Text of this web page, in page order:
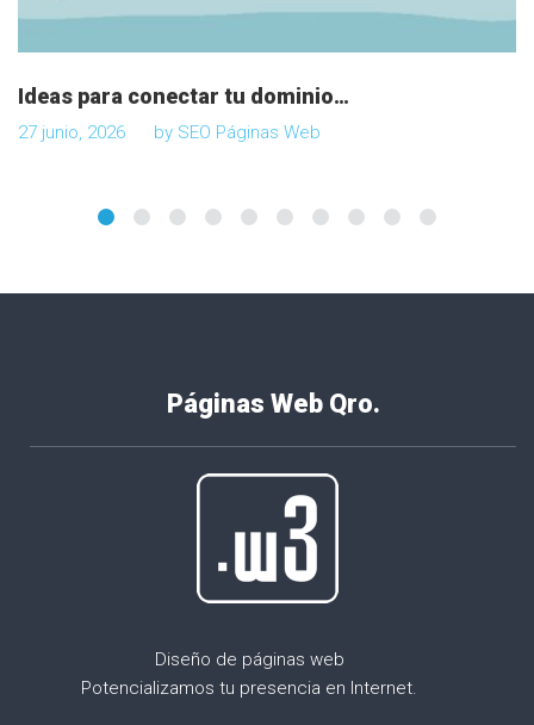
Ideas para conectar tu dominio…
27 junio, 2026 by SEO Páginas Web
Páginas Web Qro.
Diseño de páginas web
Potencializamos tu presencia en Internet.